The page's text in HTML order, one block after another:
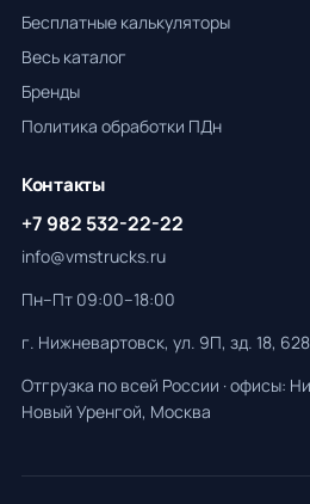
Бесплатные калькуляторы
Весь каталог
Бренды
Политика обработки ПДн
Контакты
+7 982 532-22-22
info@vmstrucks.ru
Пн–Пт 09:00–18:00
г. Нижневартовск, ул. 9П, зд. 18,
Отгрузка по всей России · офисы:
Новый Уренгой, Москва